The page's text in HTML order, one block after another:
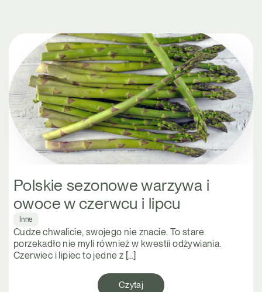
Polskie sezonowe warzywa i
owoce w czerwcu i lipcu
Inne
Cudze chwalicie, swojego nie znacie. To stare
porzekadło nie myli również w kwestii odżywiania.
Czerwiec i lipiec to jedne z […]
Czytaj